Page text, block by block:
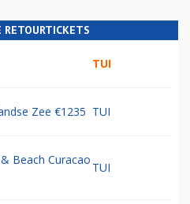
RETOURTICKETS
TUI
Zee €1235 TUI
Beach Curacao
TUI